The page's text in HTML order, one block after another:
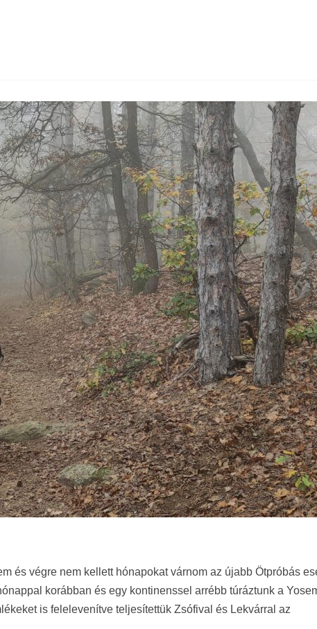
és végre nem kellett hónapokat várnom az újabb Ötpróbás
korábban és egy kontinenssel arrébb túráztunk a
is felelevenítve teljesítettük Zsófival és Lekvárral az